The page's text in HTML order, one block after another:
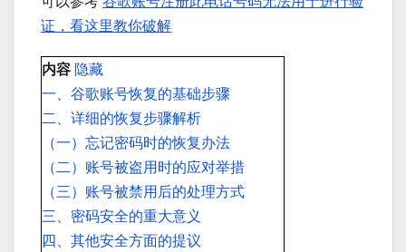
证，看这里教你破解
内容 隐藏
一、谷歌账号恢复的基础步骤
二、详细的恢复步骤解析
（一）忘记密码时的恢复办法
（二）账号被盗用时的应对举措
（三）账号被禁用后的处理方式
三、密码安全的重大意义
四、其他安全方面的提议